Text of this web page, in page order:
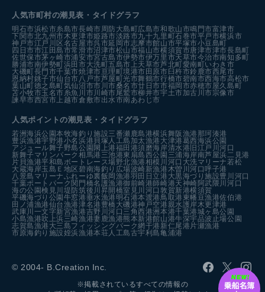
人気市町村の潮見表・タイドグラフ
明石市浜松市糸島市長崎市 周防大島町広島市和歌山市鳴門市富津市
下関市北九州市木更津市姫路市淡路市九十九里町石巻市平戸市横浜市
神戸市江戸川区名古屋市呉市延岡市志摩市館山市平塚市小豆島町
四日市市江田島市常滑市沼津市松山市福山市横須賀市唐津市津市長島町
佐世保市茅ヶ崎市浦安市宮古島市伊勢市伊万里市天草市今治市南知多町
勝浦市南伊勢町浜田市大洗町五島市 上天草市芦北町愛南町いわき市
大磯町長門市千葉市焼津市亘理町境港市田原市臼杵市鈴鹿市西尾市
恩納村銚子市仙台市 八戸市芦屋町光市舞鶴市行橋市碧南市西海市高松市
葉山町徳之島町気仙沼市市川市桑名市廿日市市福岡市赤穂市屋久島町
苫小牧市玉名市糸魚川市 川崎市尾鷲市柳井市宇土市加古川市宗像市
諫早市西宮市 上越市倉敷市出水市南あわじ市
人気ポイントの潮見表・タイドグラフ
若洲海浜公園本牧海釣り施設三番瀬 鹿島港横浜舞阪漁港 那珂湊港
豊浜漁港宇野港小名浜港 貝塚人工島 加太漁港 大津港葛西海浜公園
アジュール舞子野島公園閖上港福田港須磨海岸清水港 旧江戸川河口
新舞子マリンパーク 相馬港 三池港東扇島西公園 三浦海岸南芦屋浜 二見港
片貝漁港平和島ボートレース場野北漁港相模川河口 大洗マリーナ 若松
大蔵海岸玉島Ｅ地区碧南海釣り広場波崎新漁港 木曽川河口呼子港
八景島マリーナふれーゆ裏飯岡漁港羽田 日立港 大黒海づり施設豊川河口
千葉ポートパーク関門橋名護漁港御前崎港師崎港天神崎阿武隈川河口
海の公園検見川堤防筑後川昇開橋室見川河口敦賀新港横須賀
平磯海づり公園牛窓港垂水漁港 明石港本渡港 鳥取港 東幡豆漁港佐伯港
田ノ浦漁港仙台漁港津名港 豊橋 大磯港神戸空港親水護岸 木更津港
武庫川一文字新宮漁港吉野川河口 三角西港洲本港千葉港城ヶ島公園
小島漁港吹上浜三崎漁港妻鹿漁港熊本新港館山港牛深宇品波止場公園
志賀島漁港 大三島フィッシングパーク網干港 新仁尾港 片瀬漁港
市原海釣り施設姪浜漁港本荘人工島古宇利島亀浦港
© 2004- B.Creation Inc.
※掲載されているすべての情報の